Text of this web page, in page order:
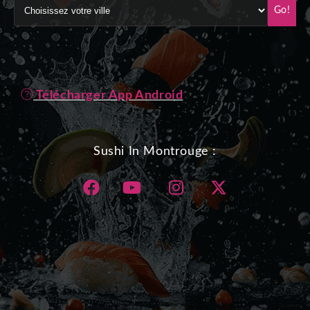
Go!
Télécharger App Android
Sushi In Montrouge :